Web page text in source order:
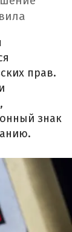
прав.
знак